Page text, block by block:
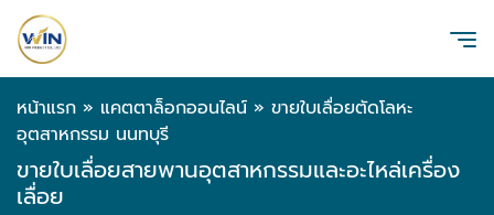
หน้าแรก » แคตตาล็อกออนไลน์ » ขายใบเลื่อยตัดโลหะ
อุตสาหกรรม นนทบุรี
ขายใบเลื่อยสายพานอุตสาหกรรมและอะไหล่เครื่อง
เลื่อย